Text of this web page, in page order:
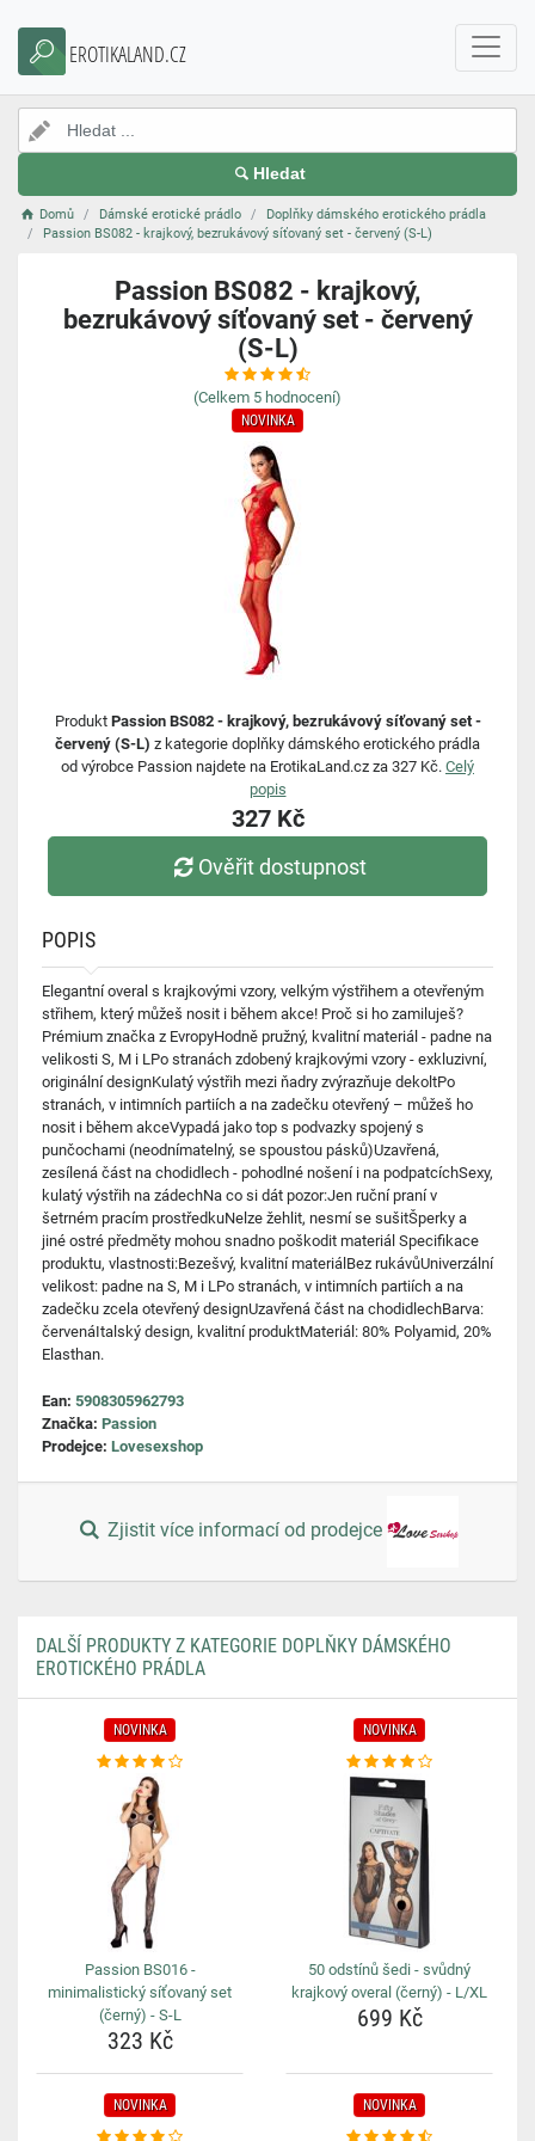
EROTIKALAND.CZ
Hledat
Domů Dámské erotické prádlo
Doplňky dámského erotického prádla
Passion BS082 - krajkový, bezrukávový síťovaný set - červený (S-L)
Passion BS082 - krajkový,
bezrukávový síťovaný set - červený
(S-L)
(Celkem 5 hodnocení)
NOVINKA
Produkt Passion BS082 - krajkový, bezrukávový síťovaný set -
červený (S-L) z kategorie doplňky dámského erotického prádla
od výrobce Passion najdete na ErotikaLand.cz za 327 Kč. Celý
popis
327 Kč
Ověřit dostupnost
POPIS
Elegantní overal s krajkovými vzory, velkým výstřihem a otevřeným
střihem, který můžeš nosit i během akce! Proč si ho zamiluješ?
Prémium značka z EvropyHodně pružný, kvalitní materiál - padne na
velikosti S, M i LPo stranách zdobený krajkovými vzory - exkluzivní,
originální designKulatý výstřih mezi ňadry zvýrazňuje dekoltPo
stranách, v intimních partiích a na zadečku otevřený – můžeš ho
nosit i během akceVypadá jako top s podvazky spojený s
punčochami (neodnímatelný, se spoustou pásků)Uzavřená,
zesílená část na chodidlech - pohodlné nošení i na podpatcíchSexy,
kulatý výstřih na zádechNa co si dát pozor:Jen ruční praní v
šetrném pracím prostředkuNelze žehlit, nesmí se sušitŠperky a
jiné ostré předměty mohou snadno poškodit materiál Specifikace
produktu, vlastnosti:Bezešvý, kvalitní materiálBez rukávůUniverzální
velikost: padne na S, M i LPo stranách, v intimních partiích a na
zadečku zcela otevřený designUzavřená část na chodidlechBarva:
červenáItalský design, kvalitní produktMateriál: 80% Polyamid, 20%
Elasthan.
Ean: 5908305962793
Značka: Passion
Prodejce: Lovesexshop
Zjistit více informací od prodejce
DALŠÍ PRODUKTY Z KATEGORIE DOPLŇKY DÁMSKÉHO
EROTICKÉHO PRÁDLA
NOVINKA
Passion BS016 -
minimalistický síťovaný set
(černý) - S-L
323 Kč
NOVINKA
50 odstínů šedi - svůdný
krajkový overal (černý) - L/XL
699 Kč
NOVINKA NOVINKA